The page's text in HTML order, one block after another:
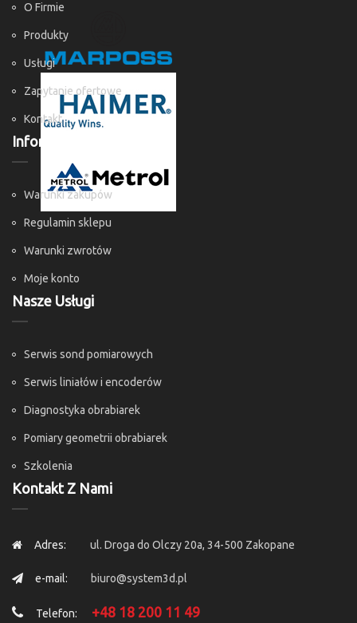
O Firmie
Produkty
Usługi
Zapytanie ofertowe
Kontakt
Informacje
Warunki zakupów
Regulamin sklepu
Warunki zwrotów
Moje konto
Nasze Usługi
Serwis sond pomiarowych
Serwis liniałów i encoderów
Diagnostyka obrabiarek
Pomiary geometrii obrabiarek
Szkolenia
Kontakt Z Nami
Adres: ul. Droga do Olczy 20a, 34-500 Zakopane
e-mail: biuro@system3d.pl
Telefon: +48 18 200 11 49